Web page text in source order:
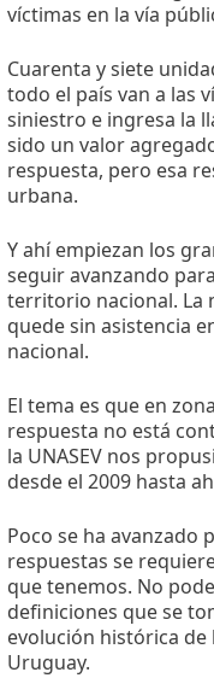
víctimas en la vía
Cuarenta y siete
todo el país van a las
siniestro e ingresa la
sido un valor
respuesta, pero esa
urbana.
Y ahí empiezan los
seguir avanzando
territorio nacional. La
quede sin asistencia
nacional.
El tema es que en
respuesta no está
la UNASEV nos
desde el 2009 hasta
Poco se ha avanzado
respuestas se
que tenemos. No
definiciones que se
evolución histórica
Uruguay.